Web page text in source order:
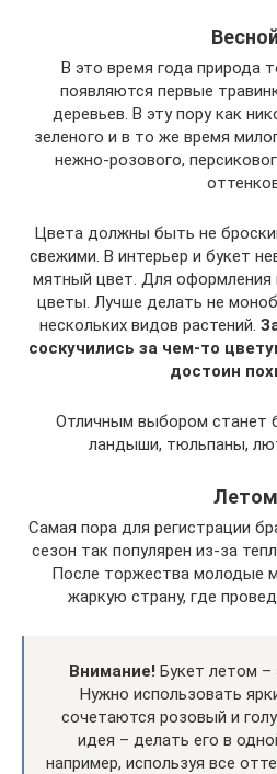
Весной
В это время года природа
появляются первые
деревьев. В эту пору как
зеленого и в то же время
нежно-розового,
Цвета должны быть не
свежими. В интерьер и букет
мятный цвет. Для
цветы. Лучше делать не
нескольких видов растений.
соскучились за чем-то
достоин
Отличным выбором станет
ландыши, тюльпаны,
Летом
Самая пора для регистрации
сезон так популярен из-за
После торжества молодые
жаркую страну, где
Внимание! Букет летом –
Нужно использовать
сочетаются розовый и
идея – делать его в
например, используя все